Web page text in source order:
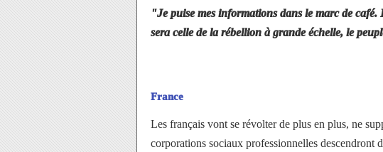
"Je puise mes informations dans le marc de
sera celle de la rébellion à grande échelle, le
France
Les français vont se révolter de plus en plus, ne
corporations sociaux professionnelles descendront